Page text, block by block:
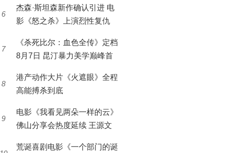
6
杰森·斯坦森新作确认引进 电
影《怒之杀》上演烈性复仇
7
《杀死比尔：血色全传》定档
8月7日 昆汀暴力美学巅峰首
8
港产动作大片《火遮眼》全程
高能搏杀到底
9
电影《我看见两朵一样的云》
佛山分享会热度延续 王源文
荒诞喜剧电影《一个部门的诞